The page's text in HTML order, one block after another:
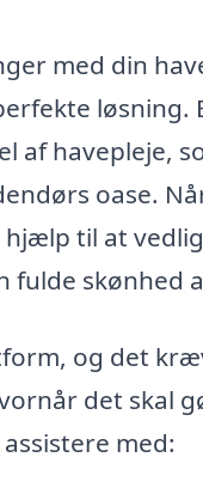
med din
af havepleje,
oase.
til at
fulde skønhed
og det
det skal
med: